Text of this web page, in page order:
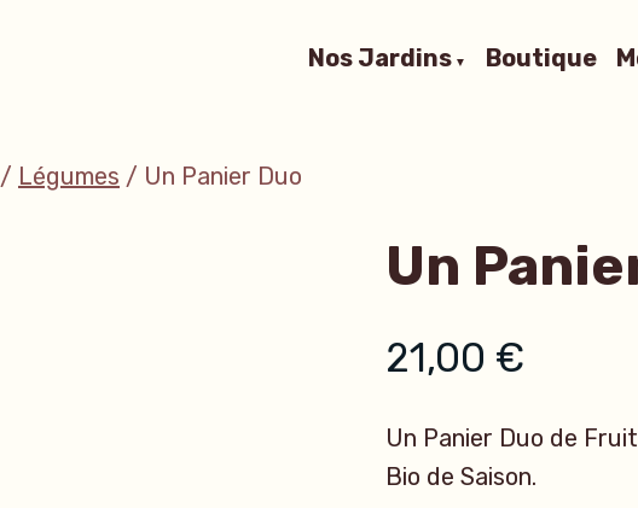
Nos Jardins Boutique
/ Légumes / Un Panier Duo
Un
21,00 €
Un Panier Duo de
Bio de Saison.